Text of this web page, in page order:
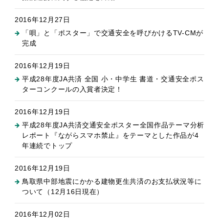
2016年12月27日
「唄」と「ポスター」で交通安全を呼びかけるTV-CMが
完成
2016年12月19日
平成28年度JA共済 全国 小・中学生 書道・交通安全ポス
ターコンクールの入賞者決定！
2016年12月19日
平成28年度JA共済交通安全ポスター全国作品テーマ分析
レポート『ながらスマホ禁止』をテーマとした作品が4
年連続でトップ
2016年12月19日
鳥取県中部地震にかかる建物更生共済のお支払状況等に
ついて（12月16日現在）
2016年12月02日